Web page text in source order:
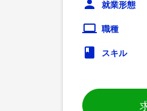
就業形態
職種
スキル